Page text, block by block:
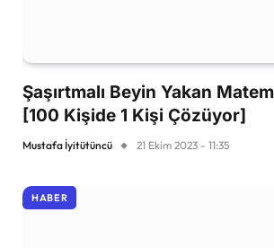
Şaşırtmalı Beyin Yakan
[100 Kişide 1 Kişi Çözüyor]
Mustafa İyitütüncü 21 Ekim 2023 - 11:35
HABER